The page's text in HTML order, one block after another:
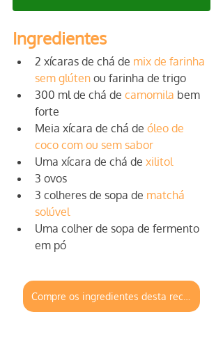
Ingredientes
2 xícaras de chá de mix de farinha
sem glúten ou farinha de trigo
300 ml de chá de camomila bem
forte
Meia xícara de chá de óleo de
coco com ou sem sabor
Uma xícara de chá de xilitol
3 ovos
3 colheres de sopa de matchá
solúvel
Uma colher de sopa de fermento
em pó